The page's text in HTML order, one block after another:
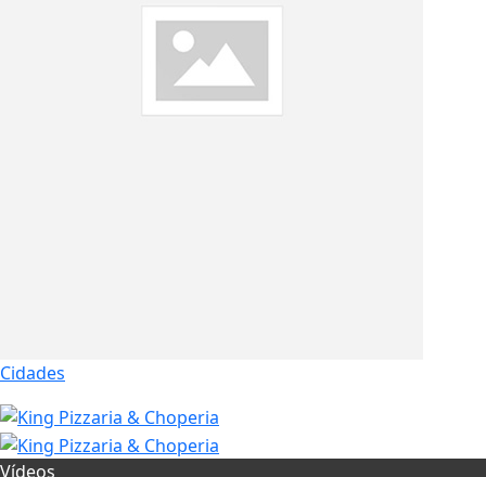
Cidades
Vídeos